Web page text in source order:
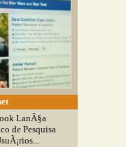
LanÃ§a
de Pesquisa